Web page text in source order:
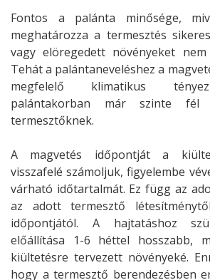
Fontos a palánta minősége,
meghatározza a termesztés
vagy elöregedett növényeket
Tehát a palántaneveléshez a
megfelelő klimatikus
palántakorban már szinte
termesztőknek.
A magvetés időpontját a
visszafelé számoljuk, figyelembe
várható időtartalmát. Ez függ az
az adott termesztő
időpontjától. A hajtatáshoz
előállítása 1-6 héttel hosszabb,
kiültetésre tervezett növényeké.
hogy a termesztő berendezésben